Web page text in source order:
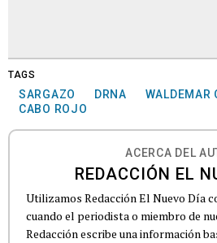
TAGS
SARGAZO DRNA
WALDEMAR
CABO ROJO
ACERCA DEL
REDACCIÓN EL
Utilizamos Redacción El Nuevo Día
cuando el periodista o miembro de
Redacción escribe una información